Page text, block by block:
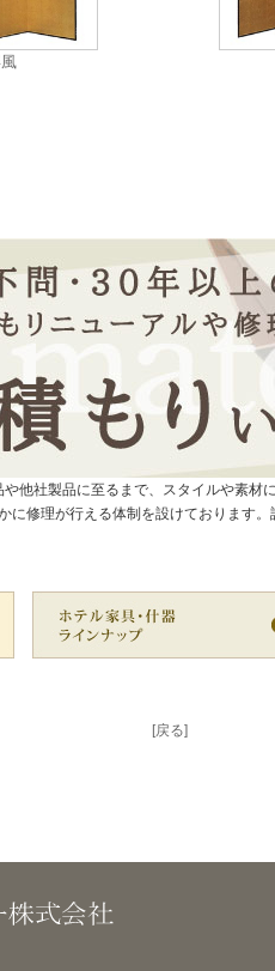
他社製品に至るまで、スタイルや素材
に修理が行える体制を設けております
[戻る]